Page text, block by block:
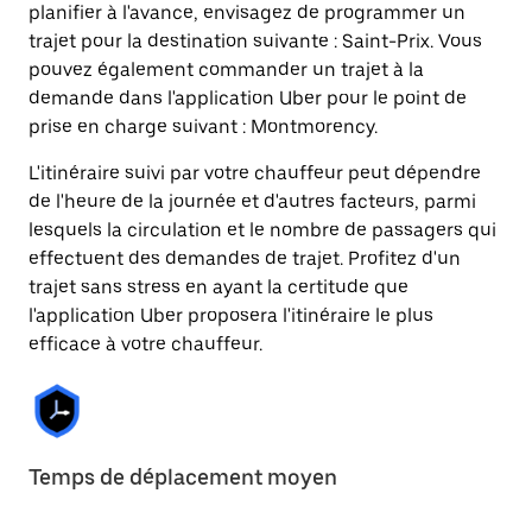
planifier à l'avance, envisagez de programmer un
trajet pour la destination suivante : Saint-Prix. Vous
pouvez également commander un trajet à la
demande dans l'application Uber pour le point de
prise en charge suivant : Montmorency.
L'itinéraire suivi par votre chauffeur peut dépendre
de l'heure de la journée et d'autres facteurs, parmi
lesquels la circulation et le nombre de passagers qui
effectuent des demandes de trajet. Profitez d'un
trajet sans stress en ayant la certitude que
l'application Uber proposera l'itinéraire le plus
efficace à votre chauffeur.
Temps de déplacement moyen